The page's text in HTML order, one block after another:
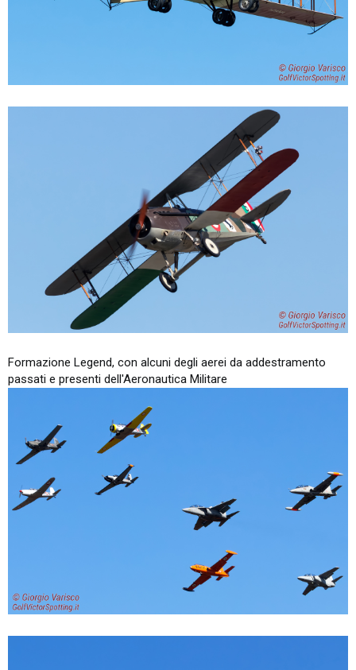
Formazione Legend, con alcuni degli aerei da addestramento
passati e presenti dell'Aeronautica Militare